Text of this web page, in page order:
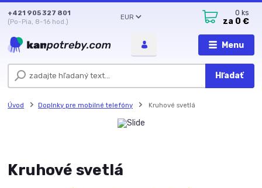
Menu
EUR
Hľadať
+421 905 327 801
(Po-Pia, 8-16 hod.)
0 ks
za 0 €
Úvod Doplnky pre mobilné telefóny Kruhové svetlá
Kruhové svetlá